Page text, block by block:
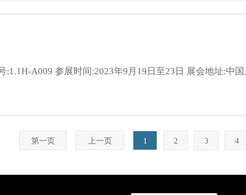
上海亿思柯电气有限公司 展位
第一页 上一页 1 2 3 4